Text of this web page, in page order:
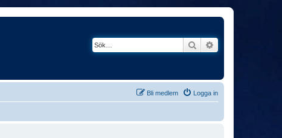
Sök
Logga in
Bli medlem